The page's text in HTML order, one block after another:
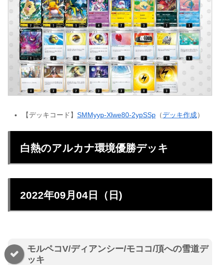
【デッキコード】 SMMyyp-Xlwe80-2ypSSp（デッキ作成）
白熱のアルカナ環境優勝デッキ
2022年09月04日（日)
モルペコV/ディアンシー/モココ/頂への雪道デ
ッキ